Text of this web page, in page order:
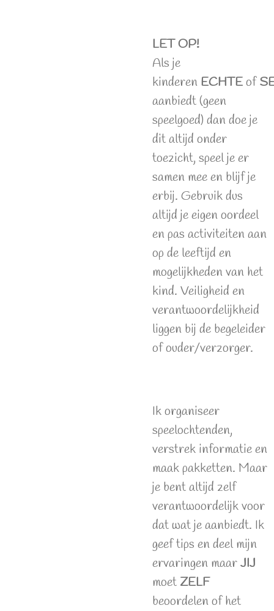
LET OP!
Als je
kinderen ECHTEof
aanbiedt (geen
speelgoed) dan doe je
dit altijd onder
toezicht, speel je er
samen mee en blijf je
erbij. Gebruik dus
altijd je eigen oordeel
en pas activiteiten aan
op de leeftijd en
mogelijkheden van het
kind. Veiligheid en
verantwoordelijkheid
liggen bij de begeleider
of ouder/verzorger.
Ik organiseer
speelochtenden,
verstrek informatie en
maak pakketten. Maar
je bent altijd zelf
verantwoordelijk voor
dat wat je aanbiedt. Ik
geef tips en deel mijn
ervaringen maarJIJ
moet ZELF
beoordelen of het